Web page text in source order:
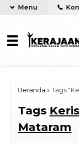
Menu
Beranda » Tags
Tags
Mataram